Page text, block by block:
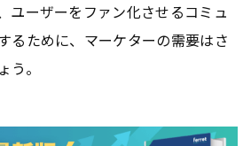
ユーザーをファン化させるコミュ
るために、マーケターの需要はさ
。